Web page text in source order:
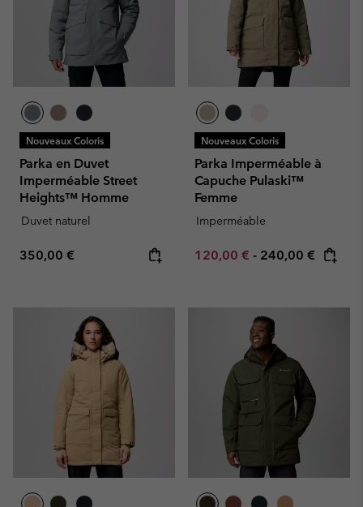
Nouveaux Coloris
Parka en Duvet
Imperméable Street
Heights™ Homme
Duvet naturel
Regular price:
350,00 €
Nouveaux Coloris
Parka Imperméable à
Capuche Pulaski™
Femme
Imperméable
Minimum sale price:
120,00 € - Maximum price:
240,00 €